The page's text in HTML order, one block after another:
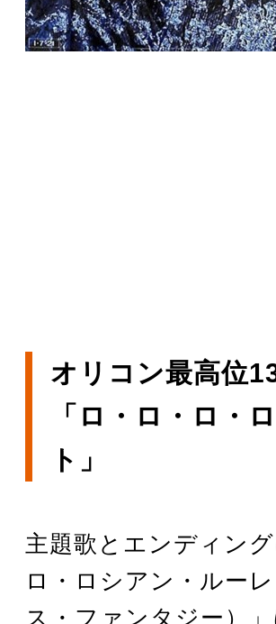
オリコン最高位
「ロ・ロ・ロ・
ト」
主題歌とエンディン
ロ・ロシアン・ルー
ス・ファンタジー）